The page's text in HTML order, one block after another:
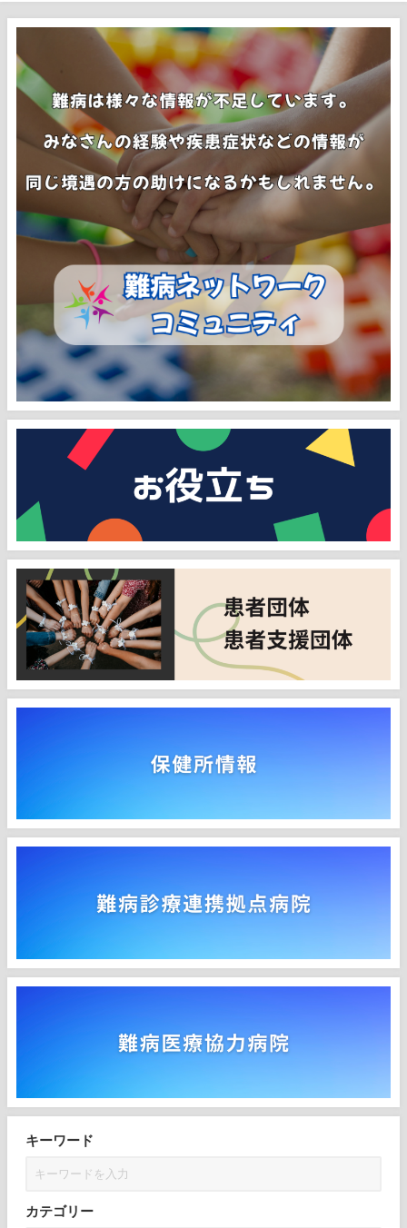
キーワード
カテゴリー